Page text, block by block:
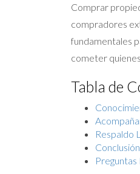
Comprar
compradores
fundamentales
cometer
Tabla de
Respaldo
Conclusión